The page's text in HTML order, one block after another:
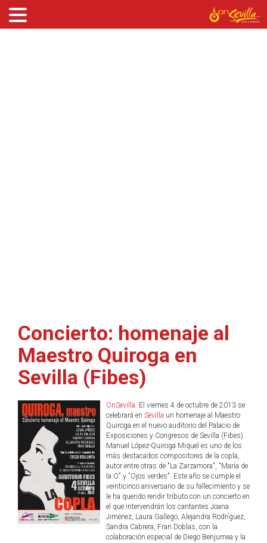
Concierto: homenaje al
Maestro Quiroga en
Sevilla (Fibes)
OnSevilla. El viernes 4 de octubre de 2013 se
celebrará en Sevilla un homenaje al Maestro
Quiroga en el nuevo auditorio del Palacio de
Exposiciones y Congresos de Sevilla (Fibes).
Manuel López-Quiroga Miquel es uno de los
más destacados compositores de la copla,
autor entre otras de "La Zarzamora", "María de
la O" y "Ojos verdes". Este año se cumple el
veinticinco aniversario de su fallecimiento y se
le ha querido rendir tributo con un concierto en
el que intervendrán los cantantes Joana
Jiménez, Laura Gallego, Alejandra Rodríguez,
Sandra Cabrera, Fran Doblas, con la
colaboración especial de Diego Benjumea y la